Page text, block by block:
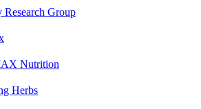
Research Group
Nutrition
Herbs